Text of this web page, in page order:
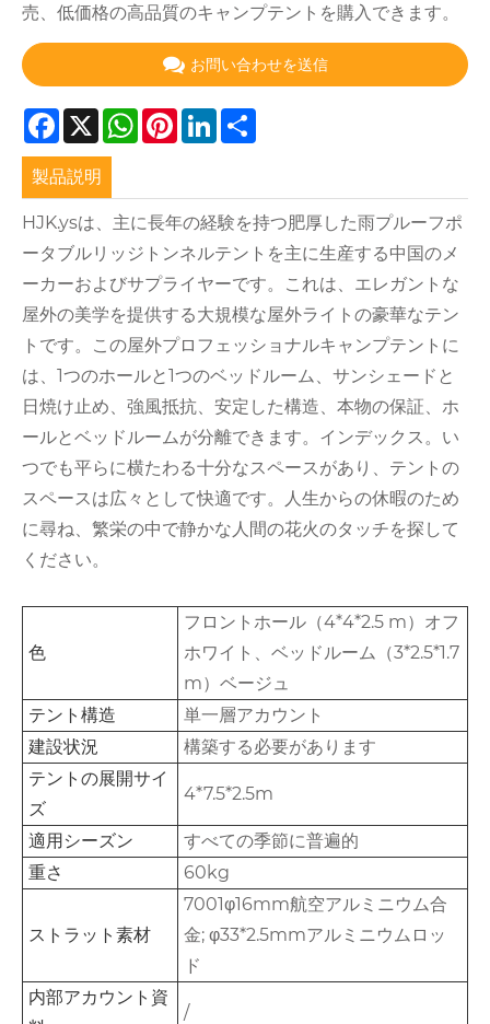
売、低価格の高品質のキャンプテントを購入できます。
お問い合わせを送信
Facebook
X WhatsApp
Pinterest
LinkedIn
製品説明
HJK.ysは、主に長年の経験を持つ肥厚した雨プルーフポ
ータブルリッジトンネルテントを主に生産する中国のメ
ーカーおよびサプライヤーです。これは、エレガントな
屋外の美学を提供する大規模な屋外ライトの豪華なテン
トです。この屋外プロフェッショナルキャンプテントに
は、1つのホールと1つのベッドルーム、サンシェードと
日焼け止め、強風抵抗、安定した構造、本物の保証、ホ
ールとベッドルームが分離できます。インデックス。い
つでも平らに横たわる十分なスペースがあり、テントの
スペースは広々として快適です。人生からの休暇のため
に尋ね、繁栄の中で静かな人間の花火のタッチを探して
ください。
色
フロントホール（4*4*2.5 m）オフ
ホワイト、ベッドルーム（3*2.5*1.7
m）ベージュ
テント構造
単一層アカウント
建設状況
構築する必要があります
テントの展開サイ
ズ
4*7.5*2.5m
適用シーズン
すべての季節に普遍的
重さ
60kg
ストラット素材
7001φ16mm航空アルミニウム合
金; φ33*2.5mmアルミニウムロッ
ド
内部アカウント資
/